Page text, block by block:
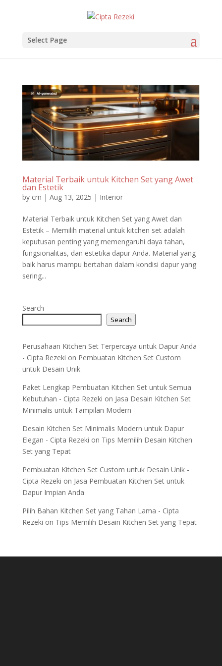
Select Page
Material Terbaik untuk Kitchen Set yang Awet
dan Estetik
by crn | Aug 13, 2025 | Interior
Material Terbaik untuk Kitchen Set yang Awet dan
Estetik – Memilih material untuk kitchen set adalah
keputusan penting yang memengaruhi daya tahan,
fungsionalitas, dan estetika dapur Anda. Material yang
baik harus mampu bertahan dalam kondisi dapur yang
sering...
Search
Search
Perusahaan Kitchen Set Terpercaya untuk Dapur Anda
- Cipta Rezeki on Pembuatan Kitchen Set Custom
untuk Desain Unik
Paket Lengkap Pembuatan Kitchen Set untuk Semua
Kebutuhan - Cipta Rezeki on Jasa Desain Kitchen Set
Minimalis untuk Tampilan Modern
Desain Kitchen Set Minimalis Modern untuk Dapur
Elegan - Cipta Rezeki on Tips Memilih Desain Kitchen
Set yang Tepat
Pembuatan Kitchen Set Custom untuk Desain Unik -
Cipta Rezeki on Jasa Pembuatan Kitchen Set untuk
Dapur Impian Anda
Pilih Bahan Kitchen Set yang Tahan Lama - Cipta
Rezeki on Tips Memilih Desain Kitchen Set yang Tepat